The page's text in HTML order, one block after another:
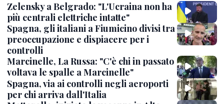
Zelensky a Belgrado: "L'Ucraina non ha
più centrali elettriche intatte"
Spagna, gli italiani a Fiumicino divisi tra
preoccupazione e dispiacere per i
controlli
Marcinelle, La Russa: "C'è chi in passato
voltava le spalle a Marcinelle"
Spagna, via ai controlli negli aeroporti
per chi arriva dall'Italia